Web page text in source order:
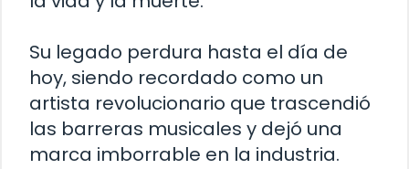
Su legado perdura hasta el día de
hoy, siendo recordado como un
artista revolucionario que trascendió
las barreras musicales y dejó una
marca imborrable en la industria.